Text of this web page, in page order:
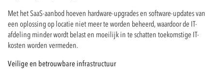
Met het SaaS-aanbod hoeven hardware-upgrades en software-updates van
een oplossing op locatie niet meer te worden beheerd, waardoor de IT-
afdeling minder wordt belast en moeilijk in te schatten toekomstige IT-
kosten worden vermeden.
Veilige en betrouwbare infrastructuur